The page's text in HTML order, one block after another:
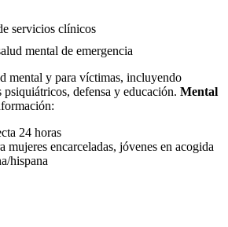
servicios clínicos
mental de emergencia
mental y para víctimas, incluyendo
psiquiátricos, defensa y educación. Mental
24 horas
mujeres encarceladas, jóvenes en acogida
hispana